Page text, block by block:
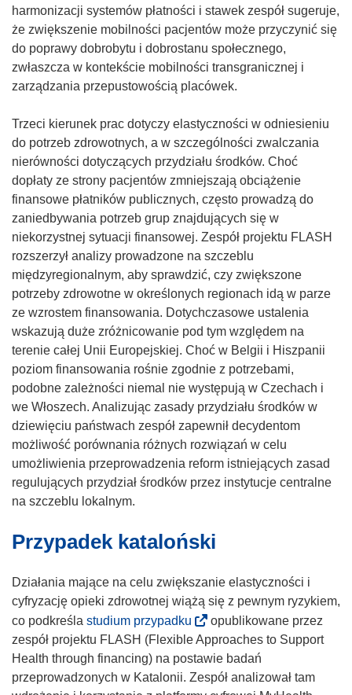
harmonizacji systemów płatności i stawek zespół sugeruje,
że zwiększenie mobilności pacjentów może przyczynić się
do poprawy dobrobytu i dobrostanu społecznego,
zwłaszcza w kontekście mobilności transgranicznej i
zarządzania przepustowością placówek.
Trzeci kierunek prac dotyczy elastyczności w odniesieniu
do potrzeb zdrowotnych, a w szczególności zwalczania
nierówności dotyczących przydziału środków. Choć
dopłaty ze strony pacjentów zmniejszają obciążenie
finansowe płatników publicznych, często prowadzą do
zaniedbywania potrzeb grup znajdujących się w
niekorzystnej sytuacji finansowej. Zespół projektu FLASH
rozszerzył analizy prowadzone na szczeblu
międzyregionalnym, aby sprawdzić, czy zwiększone
potrzeby zdrowotne w określonych regionach idą w parze
ze wzrostem finansowania. Dotychczasowe ustalenia
wskazują duże zróżnicowanie pod tym względem na
terenie całej Unii Europejskiej. Choć w Belgii i Hiszpanii
poziom finansowania rośnie zgodnie z potrzebami,
podobne zależności niemal nie występują w Czechach i
we Włoszech. Analizując zasady przydziału środków w
dziewięciu państwach zespół zapewnił decydentom
możliwość porównania różnych rozwiązań w celu
umożliwienia przeprowadzenia reform istniejących zasad
regulujących przydział środków przez instytucje centralne
na szczeblu lokalnym.
Przypadek kataloński
Działania mające na celu zwiększanie elastyczności i
cyfryzację opieki zdrowotnej wiążą się z pewnym ryzykiem,
co podkreśla studium przypadku
o
d
n
opublikowane przez
zespół projektu FLASH (Flexible Approaches to Support
Health through financing) na postawie badań
przeprowadzonych w Katalonii. Zespół analizował tam